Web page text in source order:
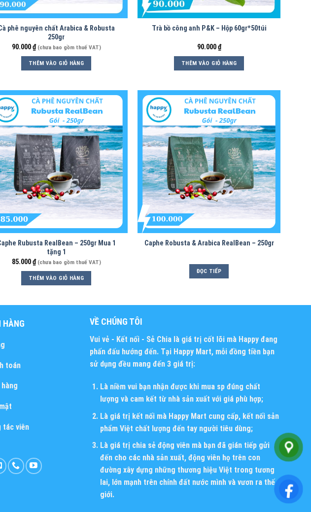
phê nguyên chất Arabica & Robusta
250gr
90.000₫ (chưa bao gồm thuế VAT)
THÊM VÀO GIỎ HÀNG
Trà bồ công anh P&K – Hộp 60gr*50túi
90.000₫
THÊM VÀO GIỎ HÀNG
Rubusta RealBean – 250gr Mua 1
tặng 1
85.000₫ (chưa bao gồm thuế VAT)
THÊM VÀO GIỎ HÀNG
Caphe Robusta & Arabica RealBean – 250gr
ĐỌC TIẾP
HÀNG
toán
tác viên
VỀ CHÚNG TÔI
Vui vẻ - Kết nối - Sẻ Chia là giá trị cốt lõi mà Happy đang
phấn đấu hướng đến. Tại Happy Mart, mỗi đồng tiền bạn
sử dụng đều mang đến 3 giá trị:
Là niềm vui bạn nhận được khi mua sp đúng chất
lượng và cam kết từ nhà sản xuất với giá phù hợp;
Là giá trị kết nối mà Happy Mart cung cấp, kết nối sản
phẩm Việt chất lượng đến tay người tiêu dùng;
Là giá trị chia sẻ động viên mà bạn đã gián tiếp gửi
đến cho các nhà sản xuất, động viên họ trên con
đường xây dựng những thương hiệu Việt trong tương
lai, lớn mạnh trên chính đất nước mình và vươn ra thế
giới.